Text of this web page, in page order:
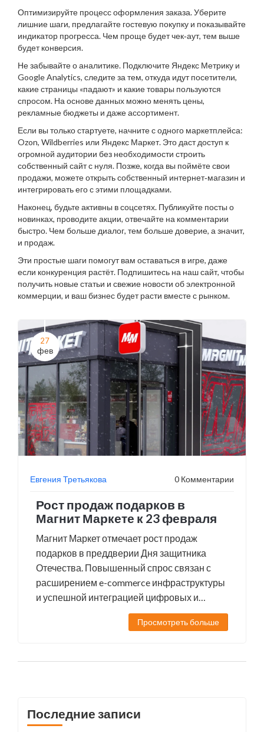
Оптимизируйте процесс оформления заказа. Уберите
лишние шаги, предлагайте гостевую покупку и показывайте
индикатор прогресса. Чем проще будет чек‑аут, тем выше
будет конверсия.
Не забывайте о аналитике. Подключите Яндекс Метрику и
Google Analytics, следите за тем, откуда идут посетители,
какие страницы «падают» и какие товары пользуются
спросом. На основе данных можно менять цены,
рекламные бюджеты и даже ассортимент.
Если вы только стартуете, начните с одного маркетплейса:
Ozon, Wildberries или Яндекс Маркет. Это даст доступ к
огромной аудитории без необходимости строить
собственный сайт с нуля. Позже, когда вы поймёте свои
продажи, можете открыть собственный интернет‑магазин и
интегрировать его с этими площадками.
Наконец, будьте активны в соцсетях. Публикуйте посты о
новинках, проводите акции, отвечайте на комментарии
быстро. Чем больше диалог, тем больше доверие, а значит,
и продаж.
Эти простые шаги помогут вам оставаться в игре, даже
если конкуренция растёт. Подпишитесь на наш сайт, чтобы
получить новые статьи и свежие новости об электронной
коммерции, и ваш бизнес будет расти вместе с рынком.
27
фев
Евгения Третьякова 0 Комментарии
Рост продаж подарков в
Магнит Маркете к 23 февраля
Магнит Маркет отмечает рост продаж
подарков в преддверии Дня защитника
Отечества. Повышенный спрос связан с
расширением e-commerce инфраструктуры
и успешной интеграцией цифровых и
физических каналов продаж.
Просмотреть больше
Последние записи